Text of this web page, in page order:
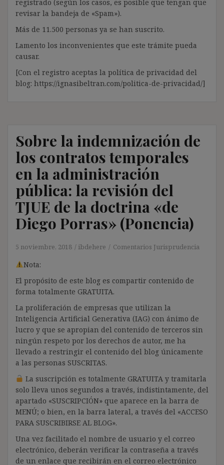
registrado (según los casos, es posible que tengan que
revisar la bandeja de «Spam»).
Más de 11.500 personas ya se han suscrito.
Lamento los inconvenientes que este trámite pueda
causar.
[Con el registro aceptas la política de privacidad del
blog: https://ignasibeltran.com/politica-de-privacidad/]
Sobre la indemnización de
los contratos temporales
en la administración
pública: la revisión del
TJUE de la doctrina «de
Diego Porras» (Ponencia)
5 noviembre, 2018 ibdehere Comentarios Jurisprudencia
Nota:
El propósito de este blog es compartir contenido de
forma totalmente GRATUITA.
La proliferación de empresas que utilizan la
Inteligencia Artificial Generativa (IAG) con ánimo de
lucro y que se apropian del contenido de terceros sin
ningún respeto por los derechos de autor, me ha
llevado a restringir el contenido del blog únicamente
a las personas SUSCRITAS.
La suscripción es totalmente GRATUITA y tramitarla
solo lleva unos segundos a través, indistintamente, del
apartado «SUSCRIPCIÓN» que aparece en la barra de
MENÚ; o bien, en la barra lateral, a través del «ACCESO
PARA SUSCRIBIRSE AL BLOG».
Una vez facilitado el nombre de usuario y el correo
electrónico, deberán verificar la contraseña a través
de un enlace que recibirán en el correo electrónico